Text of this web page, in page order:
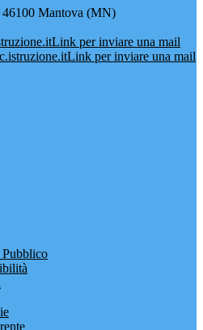
46100 Mantova (MN)
Link per inviare una mail
Link per inviare una mail